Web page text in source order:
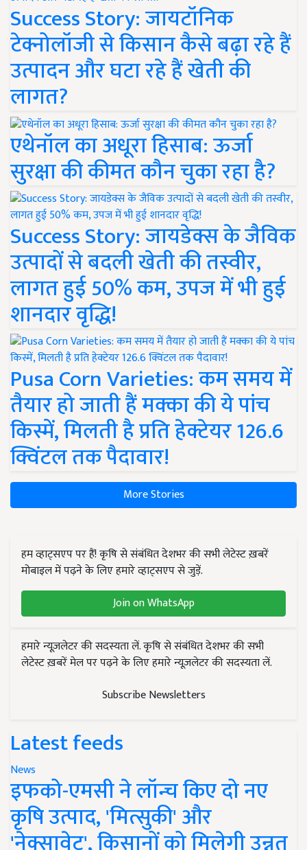
Success Story: जायटॉनिक
टेक्नोलॉजी से किसान कैसे बढ़ा रहे हैं
उत्पादन और घटा रहे हैं खेती की
लागत?
एथेनॉल का अधूरा हिसाब: ऊर्जा
सुरक्षा की कीमत कौन चुका रहा है?
Success Story: जायडेक्स के जैविक
उत्पादों से बदली खेती की तस्वीर,
लागत हुई 50% कम, उपज में भी हुई
शानदार वृद्धि!
Pusa Corn Varieties: कम समय में
तैयार हो जाती हैं मक्का की ये पांच
किस्में, मिलती है प्रति हेक्टेयर 126.6
क्विंटल तक पैदावार!
More Stories
हम व्हाट्सएप पर हैं! कृषि से संबंधित देशभर की सभी लेटेस्ट ख़बरें
मोबाइल में पढ़ने के लिए हमारे व्हाट्सएप से जुड़ें.
Join on WhatsApp
हमारे न्यूज़लेटर की सदस्यता लें. कृषि से संबंधित देशभर की सभी
लेटेस्ट ख़बरें मेल पर पढ़ने के लिए हमारे न्यूज़लेटर की सदस्यता लें.
Subscribe Newsletters
Latest feeds
News
इफको-एमसी ने लॉन्च किए दो नए
कृषि उत्पाद, 'मित्सुकी' और